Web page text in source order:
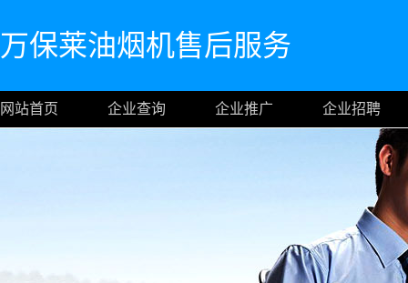
万保莱油烟机售后服务
网站首页 企业查询 企业推广 企业招聘